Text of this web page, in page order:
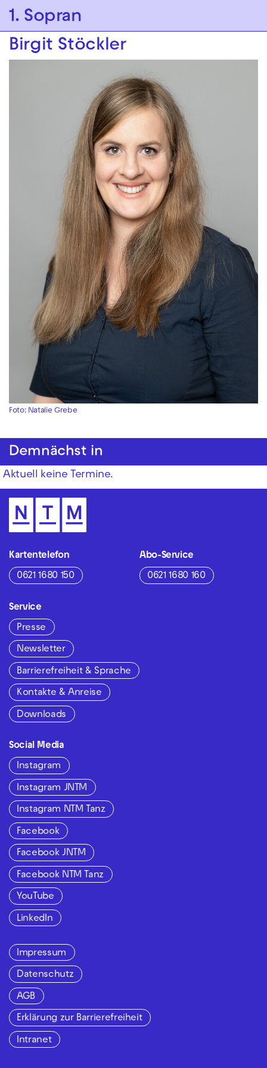
Zur Hauptnavigation springen
Zum Hauptinhalt springen
1. Sopran
Birgit Stöckler
Foto: Natalie Grebe
Demnächst in
Aktuell keine Termine.
Kartentelefon
0621 1680 150
Abo-Service
0621 1680 160
Service
Presse
Newsletter
Barrierefreiheit & Sprache
Kontakte & Anreise
Downloads
Social Media
Instagram
Instagram JNTM
Instagram NTM Tanz
Facebook
Facebook JNTM
Facebook NTM Tanz
YouTube
LinkedIn
Impressum
Datenschutz
AGB
Erklärung zur Barrierefreiheit
Intranet